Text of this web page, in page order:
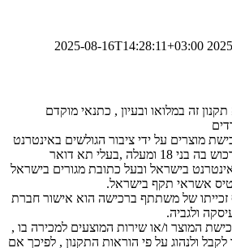
2025-08-16T14:28:11+03:00
זה במלואו ובעיון , כתנאי מוקדם
מוצרים על ידי ציבור הגולשים באינטרנט
בישראל ורשאים לרכוש בה בני 18 ומעלה ,בעלי תא דואר
בישראל ובעל כתובת מגורים בישראל
אשראי תקף בישראל.
זכייתו של משתתף ברכישה הוא אישור חברת
ולגביה.
המוצר ו/או שירות המוצעים למכירה בו ,
ולנהוג על פי הוראות התקנון , לפיכך אם